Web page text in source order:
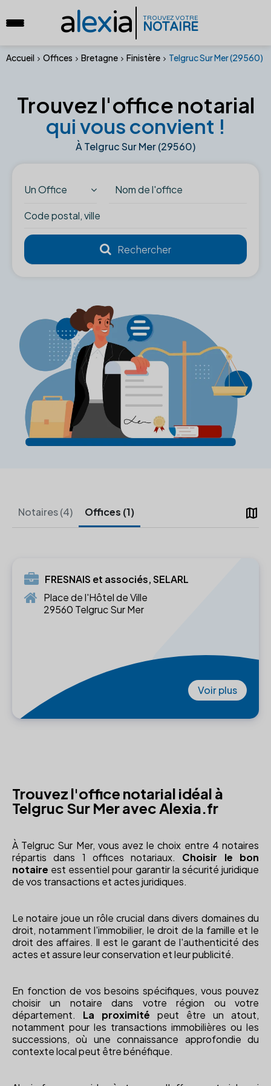
alexia TROUVEZ VOTRE
NOTAIRE
Accueil Offices Bretagne Finistère Telgruc Sur Mer (29560)
Trouvez l'office notarial
qui vous convient !
À Telgruc Sur Mer (29560)
Un Office
map
Notaires (4) Offices (1)
FRESNAIS et associés, SELARL
Place de l'Hôtel de Ville
29560 Telgruc Sur Mer
Voir plus
Trouvez l'office notarial idéal à
Telgruc Sur Mer avec Alexia.fr
À Telgruc Sur Mer, vous avez le choix entre 4 notaires
répartis dans 1 offices notariaux. Choisir le bon
notaire est essentiel pour garantir la sécurité juridique
de vos transactions et actes juridiques.
Le notaire joue un rôle crucial dans divers domaines du
droit, notamment l'immobilier, le droit de la famille et le
droit des affaires. Il est le garant de l'authenticité des
actes et assure leur conservation et leur publicité.
En fonction de vos besoins spécifiques, vous pouvez
choisir un notaire dans votre région ou votre
département. La proximité peut être un atout,
notamment pour les transactions immobilières ou les
successions, où une connaissance approfondie du
contexte local peut être bénéfique.